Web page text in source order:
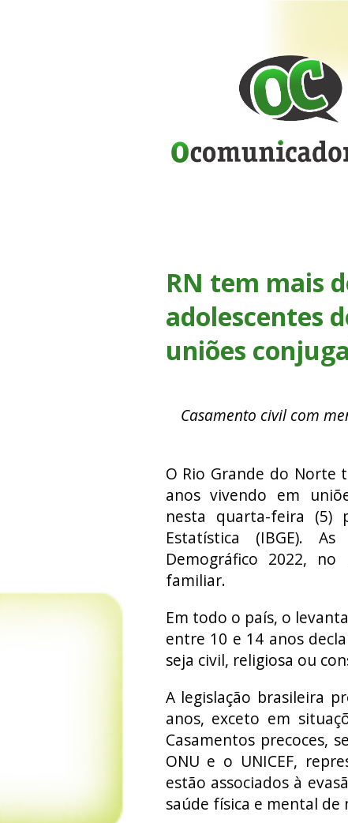
RN tem mais
adolescentes
uniões
Casamento civil com
O Rio Grande do Norte
anos vivendo em
nesta quarta-feira (5)
Estatística (IBGE).
Demográfico 2022,
familiar.
Em todo o país, o
entre 10 e 14 anos
seja civil, religiosa ou
A legislação brasileira
anos, exceto em
Casamentos precoces,
ONU e o UNICEF,
estão associados à
saúde física e mental de